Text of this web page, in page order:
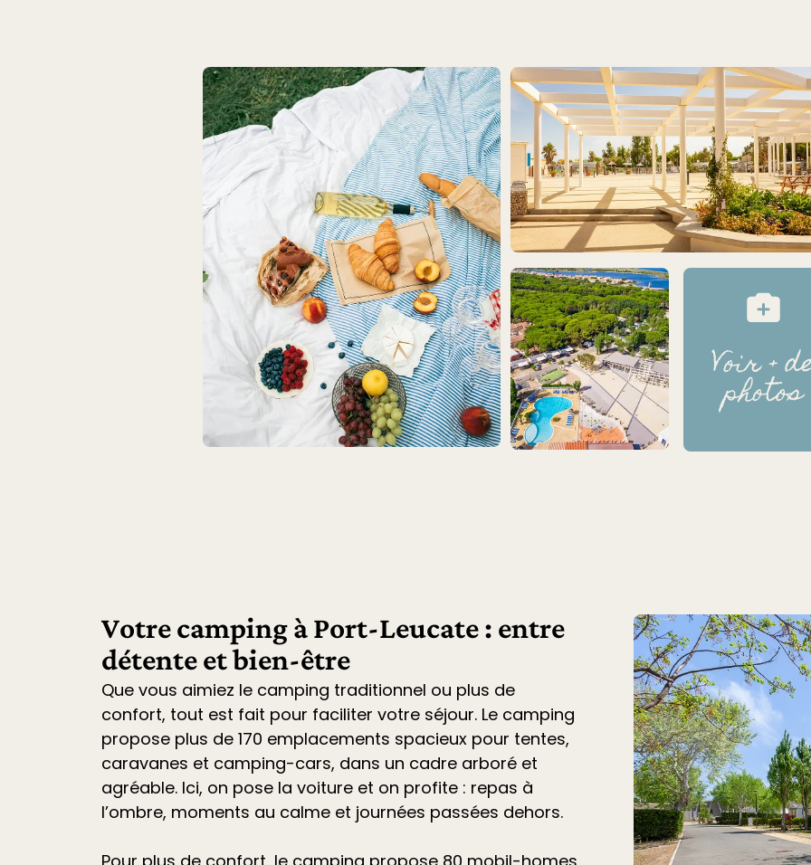
Voir +
photos
Votre camping à Port-Leucate : entre
détente et bien-être
Que vous aimiez le camping traditionnel ou plus de
confort, tout est fait pour faciliter votre séjour. Le camping
propose plus de 170 emplacements spacieux pour tentes,
caravanes et camping-cars, dans un cadre arboré et
agréable. Ici, on pose la voiture et on profite : repas à
l’ombre, moments au calme et journées passées dehors.